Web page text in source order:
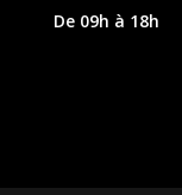
De 09h à 18h